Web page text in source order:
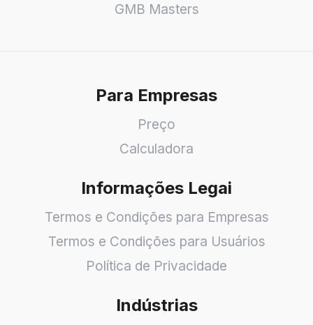
GMB Masters
Para Empresas
Preço
Calculadora
Informações Legai
Termos e Condições para Empresas
Termos e Condições para Usuários
Política de Privacidade
Indústrias